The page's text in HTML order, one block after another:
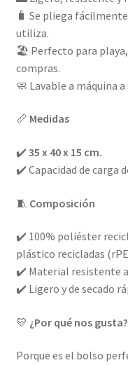
🧳 Se pliega
utiliza.
🏖️ Perfecto para playa,
compras.
🧼 Lavable a máquina
📏 Medidas
✔️ 35 x 40 x 15 cm.
✔️ Capacidad de carga
🧵 Composición
✔️ 100% poliéster
plástico recicladas
✔️ Material resistente
✔️ Ligero y de secado
💛 ¿Por qué nos gusta?
Porque es el bolso